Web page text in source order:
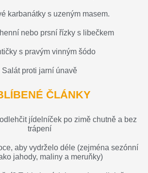
karbanátky s uzeným masem.
nebo prsní řízky s libečkem
s pravým vinným šódo
Salát proti jarní únavě
ČLÁNKY
jídelníček po zimě chutně a bez
trápení
aby vydrželo déle (zejména sezónní
jahody, maliny a meruňky)